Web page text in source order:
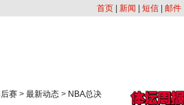
首页 新闻 短信 邮件
赛 > 最新动态 > NBA总决